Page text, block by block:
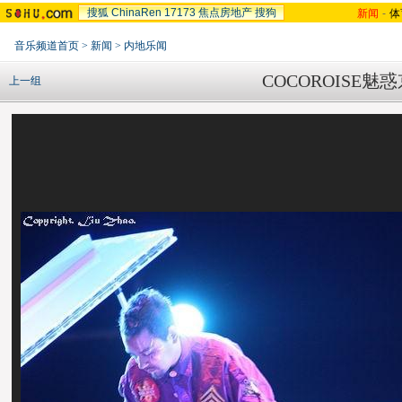
搜狐 ChinaRen 17173 焦点房地产 搜狗 新闻 -
音乐频道首页 > 新闻 > 内地乐闻
COCOROISE魅
上一组